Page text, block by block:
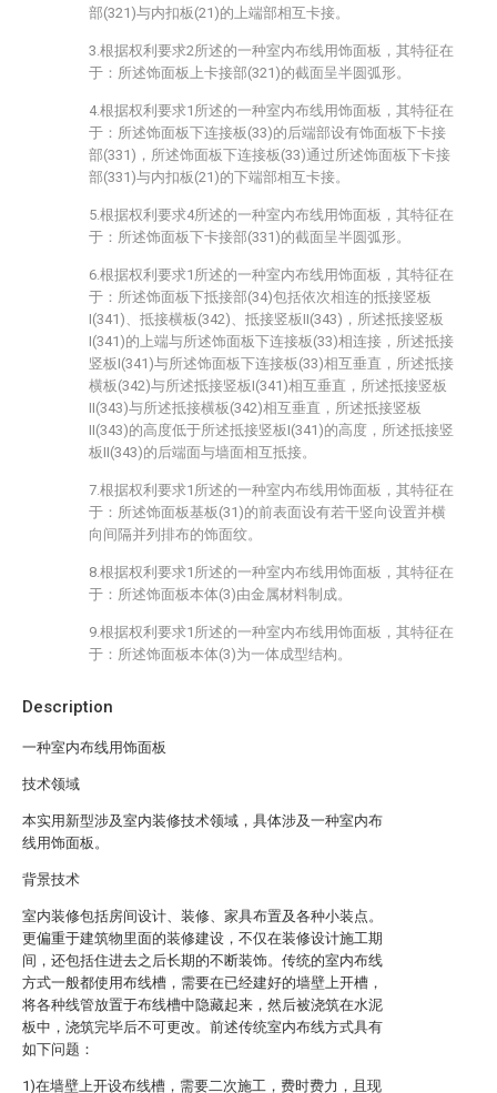
Description
一种室内布线用饰面板
技术领域
本实用新型涉及室内装修技术领域，具体涉及一种室内布
线用饰面板。
背景技术
室内装修包括房间设计、装修、家具布置及各种小装点。
更偏重于建筑物里面的装修建设，不仅在装修设计施工期
间，还包括住进去之后长期的不断装饰。传统的室内布线
方式一般都使用布线槽，需要在已经建好的墙壁上开槽，
将各种线管放置于布线槽中隐藏起来，然后被浇筑在水泥
板中，浇筑完毕后不可更改。前述传统室内布线方式具有
如下问题：
1)在墙壁上开设布线槽，需要二次施工，费时费力，且现
部(321)与内扣板(21)的上端部相互卡接。
3.根据权利要求2所述的一种室内布线用饰面板，其特征在
于：所述饰面板上卡接部(321)的截面呈半圆弧形。
4.根据权利要求1所述的一种室内布线用饰面板，其特征在
于：所述饰面板下连接板(33)的后端部设有饰面板下卡接
部(331)，所述饰面板下连接板(33)通过所述饰面板下卡接
部(331)与内扣板(21)的下端部相互卡接。
5.根据权利要求4所述的一种室内布线用饰面板，其特征在
于：所述饰面板下卡接部(331)的截面呈半圆弧形。
6.根据权利要求1所述的一种室内布线用饰面板，其特征在
于：所述饰面板下抵接部(34)包括依次相连的抵接竖板
I(341)、抵接横板(342)、抵接竖板II(343)，所述抵接竖板
I(341)的上端与所述饰面板下连接板(33)相连接，所述抵接
竖板I(341)与所述饰面板下连接板(33)相互垂直，所述抵接
横板(342)与所述抵接竖板I(341)相互垂直，所述抵接竖板
II(343)与所述抵接横板(342)相互垂直，所述抵接竖板
II(343)的高度低于所述抵接竖板I(341)的高度，所述抵接竖
板II(343)的后端面与墙面相互抵接。
7.根据权利要求1所述的一种室内布线用饰面板，其特征在
于：所述饰面板基板(31)的前表面设有若干竖向设置并横
向间隔并列排布的饰面纹。
8.根据权利要求1所述的一种室内布线用饰面板，其特征在
于：所述饰面板本体(3)由金属材料制成。
9.根据权利要求1所述的一种室内布线用饰面板，其特征在
于：所述饰面板本体(3)为一体成型结构。